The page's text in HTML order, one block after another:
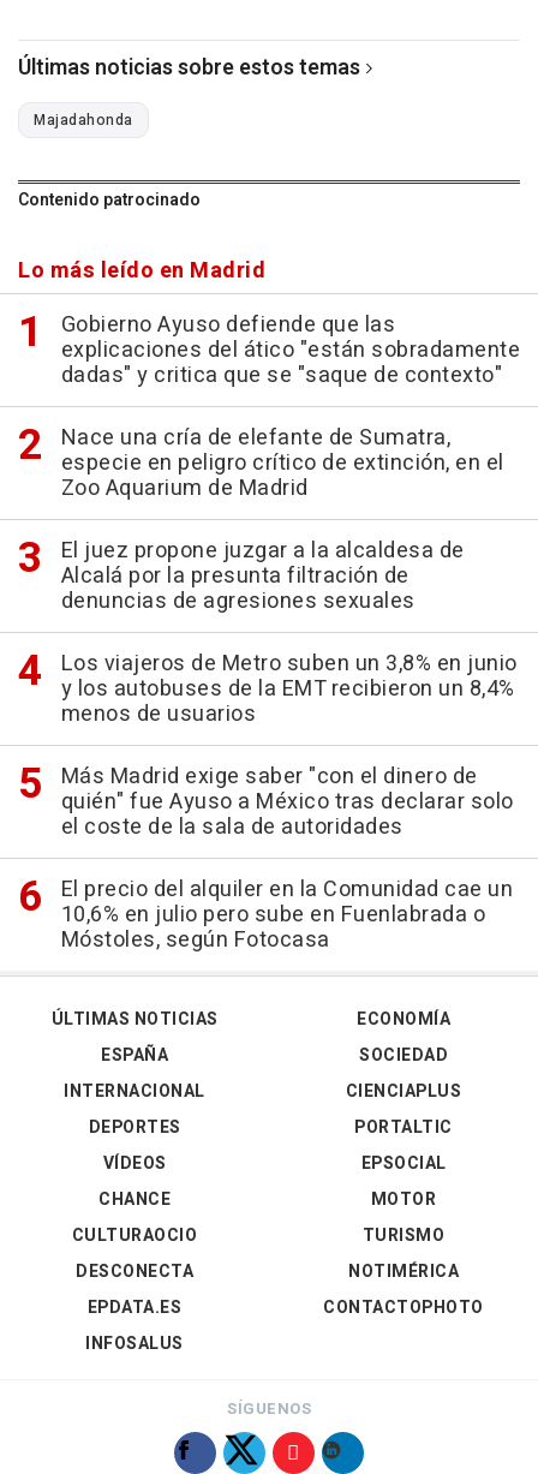
Últimas noticias sobre estos temas
Majadahonda
Contenido patrocinado
Lo más leído en Madrid
Gobierno Ayuso defiende que las
explicaciones del ático "están sobradamente
dadas" y critica que se "saque de contexto"
Nace una cría de elefante de Sumatra,
especie en peligro crítico de extinción, en el
Zoo Aquarium de Madrid
El juez propone juzgar a la alcaldesa de
Alcalá por la presunta filtración de
denuncias de agresiones sexuales
Los viajeros de Metro suben un 3,8% en junio
y los autobuses de la EMT recibieron un 8,4%
menos de usuarios
Más Madrid exige saber "con el dinero de
quién" fue Ayuso a México tras declarar solo
el coste de la sala de autoridades
El precio del alquiler en la Comunidad cae un
10,6% en julio pero sube en Fuenlabrada o
Móstoles, según Fotocasa
ÚLTIMAS NOTICIAS
ESPAÑA
INTERNACIONAL
DEPORTES
VÍDEOS
ECONOMÍA
SOCIEDAD
CIENCIAPLUS
PORTALTIC
EPSOCIAL
CHANCE
CULTURAOCIO
DESCONECTA
EPDATA.ES
INFOSALUS
MOTOR
TURISMO
NOTIMÉRICA
CONTACTOPHOTO
SÍGUENOS